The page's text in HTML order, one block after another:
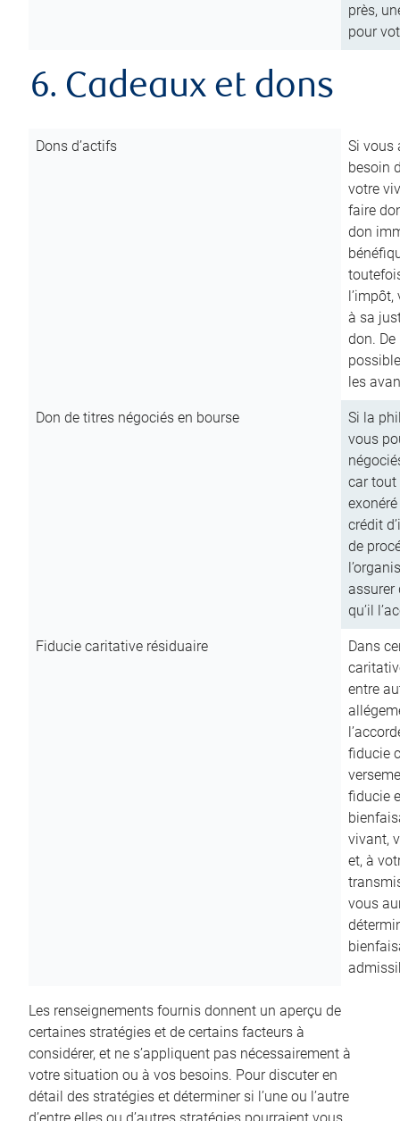
près,
pour
6. Cadeaux et dons
Dons d’actifs
Si vous
besoin
votre
faire
don
à sa
don.
les
Don de titres négociés en bourse
Si la
vous
car tout
crédit
de
assurer
qu’il
Fiducie caritative résiduaire
Dans
entre
fiducie
fiducie
vivant,
et, à
vous
Les renseignements fournis donnent un aperçu de
certaines stratégies et de certains facteurs à
considérer, et ne s’appliquent pas nécessairement à
votre situation ou à vos besoins. Pour discuter en
détail des stratégies et déterminer si l’une ou l’autre
d’entre elles ou d’autres stratégies pourraient vous